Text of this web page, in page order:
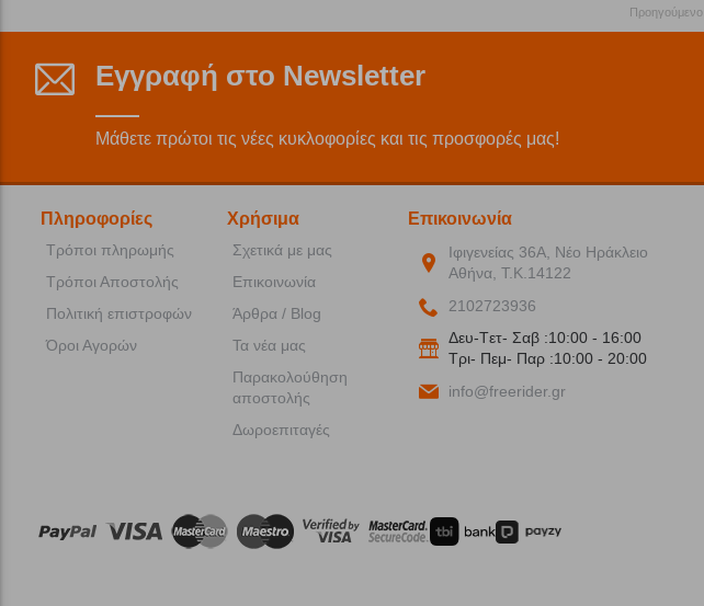
Προηγούμενο
Εγγραφή στο Newsletter
Μάθετε πρώτοι τις νέες κυκλοφορίες και τις προσφορές μας!
Πληροφορίες
Τρόποι πληρωμής
Τρόποι Αποστολής
Πολιτική επιστροφών
Όροι Αγορών
Χρήσιμα
Σχετικά με μας
Επικοινωνία
Άρθρα / Blog
Τα νέα μας
Παρακολούθηση
αποστολής
Δωροεπιταγές
Επικοινωνία
Ιφιγενείας 36Α, Νέο Ηράκλειο
Αθήνα, Τ.Κ.14122
2102723936
Δευ-Tετ- Σαβ :10:00 - 16:00
Tρι- Πεμ- Παρ :10:00 - 20:00
info@freerider.gr